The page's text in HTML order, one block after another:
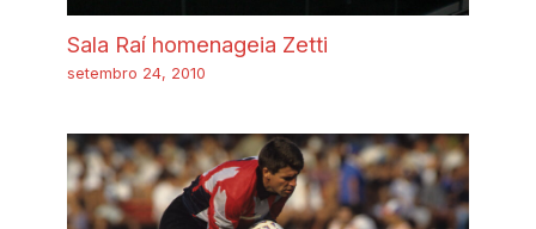
Sala Raí homenageia Zetti
setembro 24, 2010